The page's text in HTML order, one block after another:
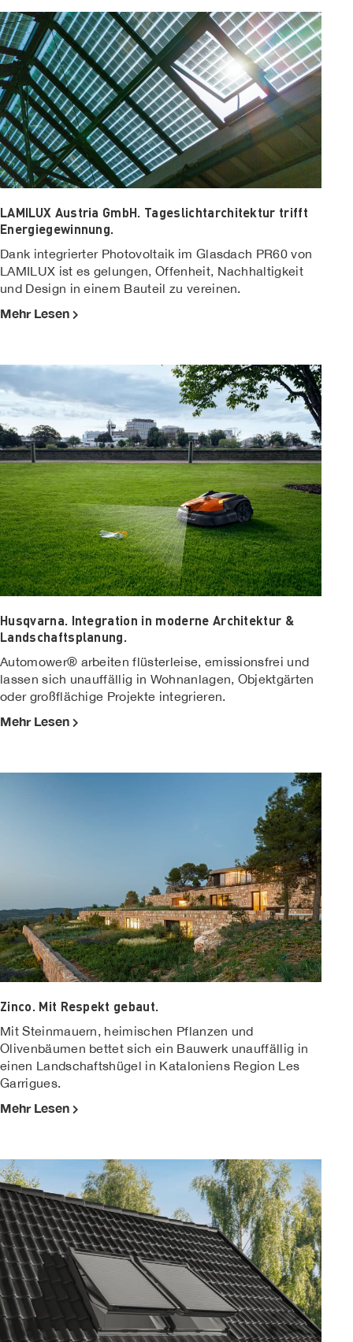
LAMILUX Austria GmbH. Tageslichtarchitektur trifft
Energiegewinnung.
Dank integrierter Photovoltaik im Glasdach PR60 von
LAMILUX ist es gelungen, Offenheit, Nachhaltigkeit
und Design in einem Bauteil zu vereinen.
Mehr Lesen
Husqvarna. Integration in moderne Architektur &
Landschaftsplanung.
Automower® arbeiten flüsterleise, emissionsfrei und
lassen sich unauffällig in Wohnanlagen, Objektgärten
oder großflächige Projekte integrieren.
Mehr Lesen
Zinco. Mit Respekt gebaut.
Mit Steinmauern, heimischen Pflanzen und
Olivenbäumen bettet sich ein Bauwerk unauffällig in
einen Landschaftshügel in Kataloniens Region Les
Garrigues.
Mehr Lesen